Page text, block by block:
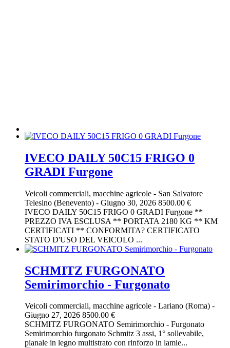
IVECO DAILY 50C15 FRIGO 0
GRADI Furgone
Veicoli commerciali, macchine agricole - San Salvatore
Telesino (Benevento) - Giugno 30, 2026 8500.00 €
IVECO DAILY 50C15 FRIGO 0 GRADI Furgone **
PREZZO IVA ESCLUSA ** PORTATA 2180 KG ** KM
CERTIFICATI ** CONFORMITA? CERTIFICATO
STATO D'USO DEL VEICOLO ...
SCHMITZ FURGONATO
Semirimorchio - Furgonato
Veicoli commerciali, macchine agricole - Lariano (Roma) -
Giugno 27, 2026 8500.00 €
SCHMITZ FURGONATO Semirimorchio - Furgonato
Semirimorchio furgonato Schmitz 3 assi, 1° sollevabile,
pianale in legno multistrato con rinforzo in lamie...